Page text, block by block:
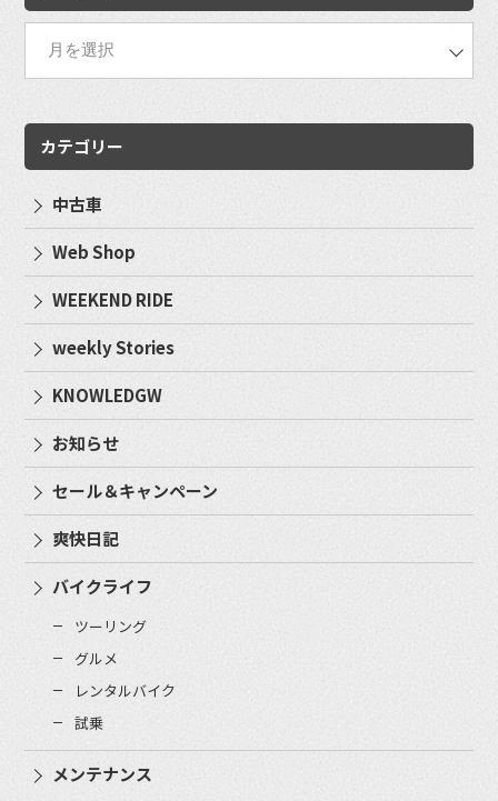
カテゴリー
中古車
Web Shop
WEEKEND RIDE
weekly Stories
KNOWLEDGW
お知らせ
セール＆キャンペーン
爽快日記
バイクライフ
ツーリング
グルメ
レンタルバイク
試乗
メンテナンス